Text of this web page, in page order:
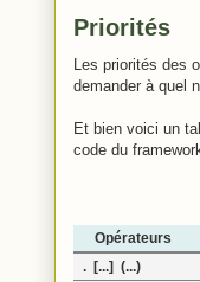
Priorités
Les priorités des
demander à quel
Et bien voici un
code du
Opérateurs
. [...] (...)